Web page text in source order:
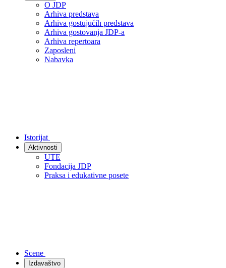
O JDP
Arhiva predstava
Arhiva gostujućih predstava
Arhiva gostovanja JDP-a
Arhiva repertoara
Zaposleni
Nabavka
Istorijat
Aktivnosti
UTE
Fondacija JDP
Praksa i edukativne posete
Scene
Izdavaštvo